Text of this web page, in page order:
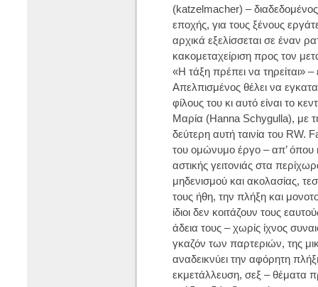
(katzelmacher) –
εποχής, για τους ξένους
αρχικά εξελίσσεται σε έναν
κακομεταχείριση προς τον
«Η τάξη πρέπει να τηρείται»
Απελπισμένος θέλει να
φίλους του κι αυτό είναι το
Μαρία (Hanna Schygulla), με
δεύτερη αυτή ταινία του RW.
του ομώνυμο έργο – απ’ όπου
αστικής γειτονιάς στα
μηδενισμού και ακολασίας,
τους ήθη, την πλήξη και
ίδιοι δεν κοιτάζουν τους
άδεια τους – χωρίς ίχνος
γκαζόν των παρτεριών, της
αναδεικνύει την αφόρητη
εκμετάλλευση, σεξ – θέματα